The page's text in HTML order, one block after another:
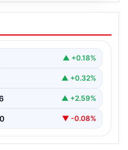
ne zaman?
faiz beklentisi
▲ +0.18%
▲ +0.32%
▲ +2.59%
▼ -0.08%